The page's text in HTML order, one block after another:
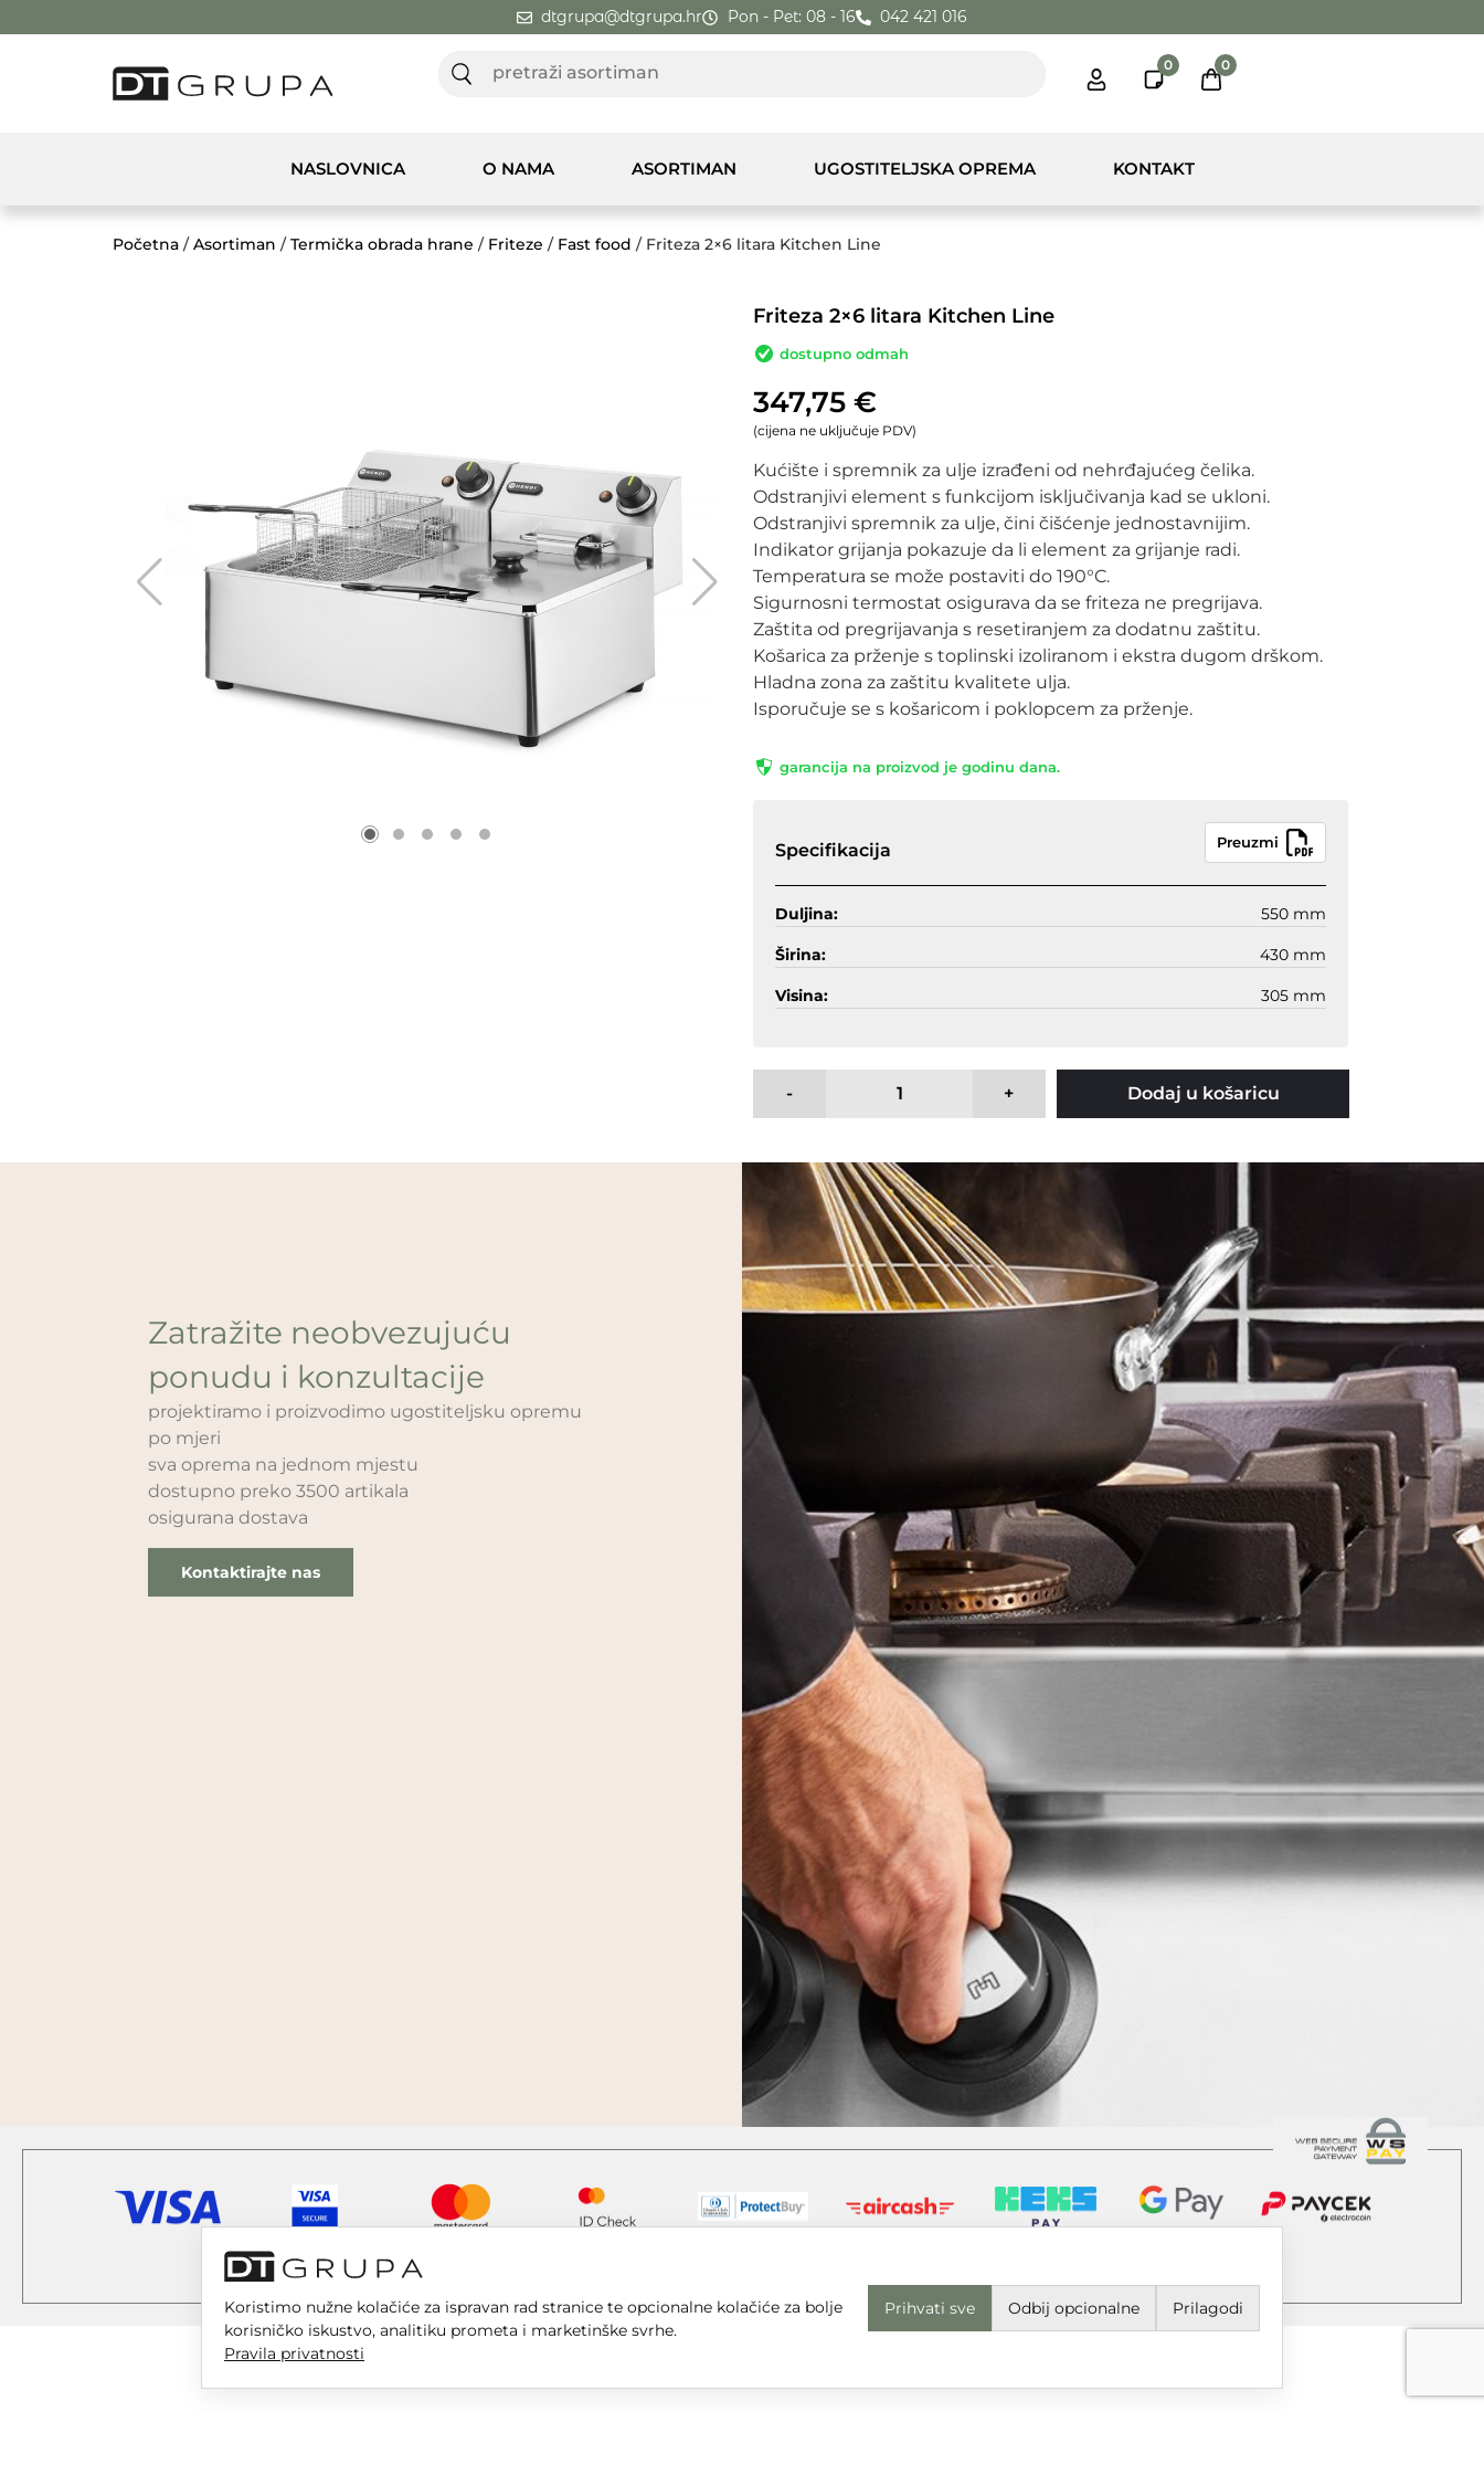
dtgrupa@dtgrupa.hr Pon - Pet: 08 - 16 042 421 016
0 0
NASLOVNICA O NAMA ASORTIMAN UGOSTITELJSKA OPREMA KONTAKT
Početna /Asortiman /Termička obrada hrane / Friteze / Fast food / Friteza 2×6 litara Kitchen Line
Friteza 2×6 litara Kitchen Line
dostupno odmah
347,75 €
(cijena ne uključuje PDV)
Kućište i spremnik za ulje izrađeni od nehrđajućeg čelika.
Odstranjivi element s funkcijom isključivanja kad se ukloni.
Odstranjivi spremnik za ulje, čini čišćenje jednostavnijim.
Indikator grijanja pokazuje da li element za grijanje radi.
Temperatura se može postaviti do 190°C.
Sigurnosni termostat osigurava da se friteza ne pregrijava.
Zaštita od pregrijavanja s resetiranjem za dodatnu zaštitu.
Košarica za prženje s toplinski izoliranom i ekstra dugom drškom.
Hladna zona za zaštitu kvalitete ulja.
Isporučuje se s košaricom i poklopcem za prženje.
garancija na proizvod je godinu dana.
Specifikacija Preuzmi
Duljina: 550 mm
Širina: 430 mm
Visina: 305 mm
- + Dodaj u košaricu
Zatražite neobvezujuću
ponudu i konzultacije
projektiramo i proizvodimo ugostiteljsku opremu
po mjeri
sva oprema na jednom mjestu
dostupno preko 3500 artikala
osigurana dostava
Kontaktirajte nas
Koristimo nužne kolačiće za ispravan rad stranice te opcionalne kolačiće za bolje
korisničko iskustvo, analitiku prometa i marketinške svrhe.
Pravila privatnosti
Prihvati sve Odbij opcionalne Prilagodi